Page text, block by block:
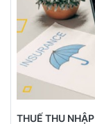
THUẾ THU